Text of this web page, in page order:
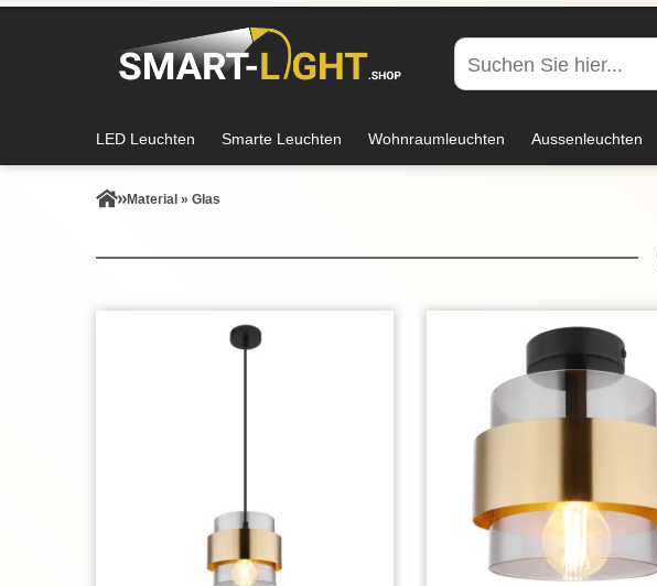
LED Leuchten Smarte Leuchten Wohnraumleuchten Aussenleuchten
Material » Glas